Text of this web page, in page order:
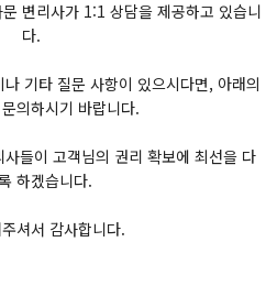
변리사가 1:1 상담을 제공하고 있습니
다.
기타 질문 사항이 있으시다면, 아래의
의하시기 바랍니다.
들이 고객님의 권리 확보에 최선을 다
하겠습니다.
셔서 감사합니다.